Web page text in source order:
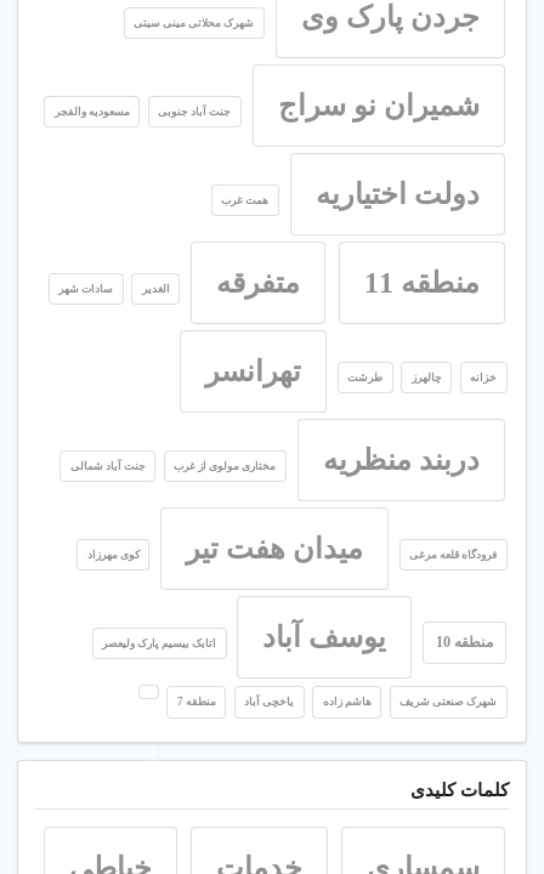
جردن پارک وی شهرک محلاتی مینی سیتی
شمیران نو سراج جنت آباد جنوبی مسعودیه والفجر
دولت اختیاریه همت غرب
منطقه 11 متفرقه الغدیر سادات شهر
خزانه چالهرز طرشت تهرانسر
دربند منظریه مختاری مولوی از غرب جنت آباد شمالی
فرودگاه قلعه مرغی میدان هفت تیر کوی مهرزاد
منطقه 10 یوسف آباد اتابک بیسیم پارک ولیعصر
شهرک صنعتی شریف هاشم زاده یاخچی آباد منطقه 7
کلمات کلیدی
سمساری خدمات خیاطی